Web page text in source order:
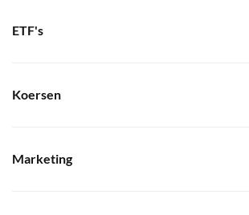
ETF's
Koersen
Marketing